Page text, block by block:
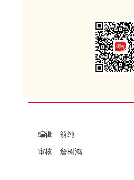
编辑｜翁纯
审核｜詹树鸿